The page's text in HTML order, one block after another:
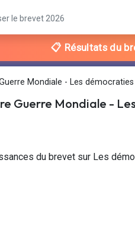
le brevet 2026
📋 Résultats du
Mondiale - Les
Guerre Mondiale -
du brevet sur Les